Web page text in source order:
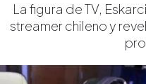
La figura de TV,
streamer chileno y